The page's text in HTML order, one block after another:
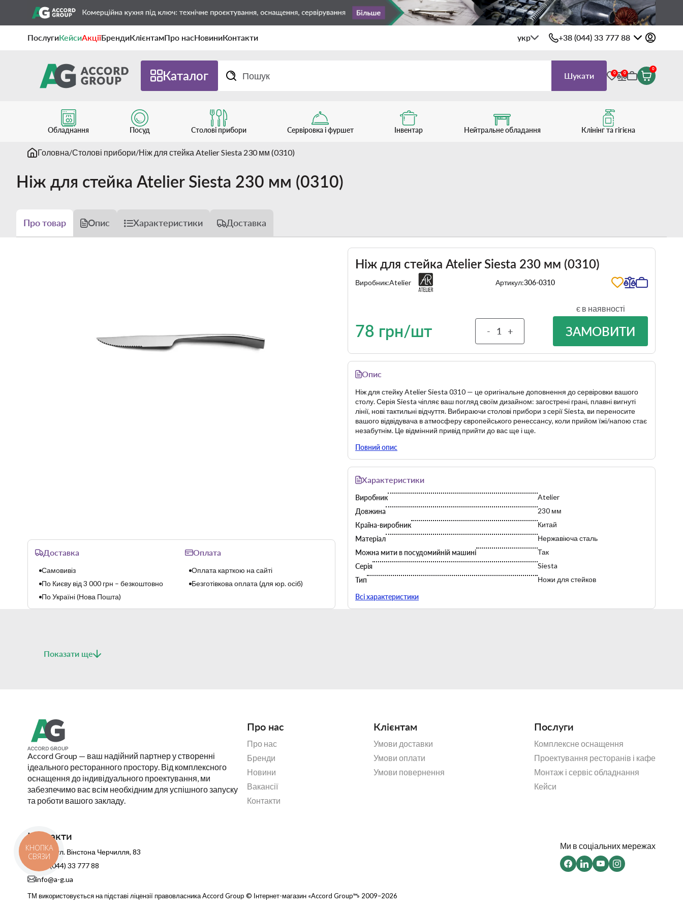
ПослугиКейсиАкціїБрендиКлієнтамПро насНовиниКонтакти укр +38 (044) 33 777 88
Каталог Шукати 0 0
0
Обладнання Посуд Столові прибори Сервіровка і фуршет Інвентар Нейтральне обладання Клінінг та гігієна
Головна Столові прибори Ніж для стейка Atelier Siesta 230 мм (0310)
Ніж для стейка Atelier Siesta 230 мм (0310)
Про товар Опис Характеристики Доставка
Доставка
Самовивіз
По Києву від 3 000 грн – безкоштовно
По Україні (Нова Пошта)
Оплата
Оплата карткою на сайті
Безготівкова оплата (для юр. осіб)
Ніж для стейка Atelier Siesta 230 мм (0310)
Виробник:Atelier Артикул:306-0310
78 грн/шт - +
є в наявності
ЗАМОВИТИ
Опис
Ніж для стейку Atelier Siesta 0310 — це оригінальне доповнення до сервіровки вашого
столу. Серія Siesta чіпляє ваш погляд своїм дизайном: загострені грані, плавні вигнуті
лінії, нові тактильні відчуття. Вибираючи столові прибори з серії Siesta, ви переносите
вашого відвідувача в атмосферу європейського ренессансу, коли прийом їжі/напою стає
незабутнім. Це відмінний привід прийти до вас ще і ще.
ваш вибір — Atelier.
Довжина — 230 мм. Матеріал: нержавіюча сталь.
Повний опис
Характеристики
Виробник
Atelier
Довжина
230 мм
Країна-виробник
Китай
Матеріал
Нержавіюча сталь
Можна мити в посудомийній машині
Так
Серія
Siesta
Тип
Ножи для стейков
Товщина
Всі характеристики
Показати ще
Accord Group — ваш надійний партнер у створенні
ідеального ресторанного простору. Від комплексного
оснащення до індивідуального проектування, ми
забезпечимо вас всім необхідним для успішного запуску
та роботи вашого закладу.
Про нас
Про нас
Бренди
Новини
Вакансії
Контакти
Клієнтам
Умови доставки
Умови оплати
Умови повернення
Послуги
Комплексне оснащення
Проектування ресторанів і кафе
Монтаж і сервіс обладнання
Кейси
Контакти
Київ, вул. Вінстона Черчилля, 83
+38 (044) 33 777 88
info@a-g.ua
Ми в соціальних мережах
ТМ використовується на підставі ліцензії правовласника Accord Group © Інтернет-магазин «Accord Group™» 2009–2026
КНОПКА
СВЯЗИ